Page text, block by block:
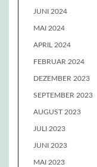
JUNI 2024
MAI 2024
APRIL 2024
FEBRUAR 2024
DEZEMBER 2023
SEPTEMBER 2023
AUGUST 2023
JULI 2023
JUNI 2023
MAI 2023